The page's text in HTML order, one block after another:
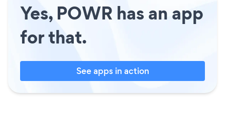
Yes, POWR has an app
for that.
See apps in action